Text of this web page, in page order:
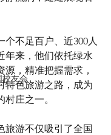
校友会
个不足百户、近300人
年来，他们依托绿水
，精准把握需求，
特色旅游之路，成为
庄之一。
旅游不仅吸引了全国